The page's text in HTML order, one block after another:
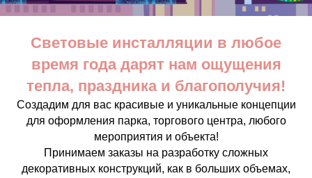
Световые инсталляции в любое
время года дарят нам ощущения
тепла, праздника и благополучия!
Создадим для вас красивые и уникальные концепции
для оформления парка, торгового центра, любого
мероприятия и объекта!
Принимаем заказы на разработку сложных
декоративных конструкций, как в больших объемах,